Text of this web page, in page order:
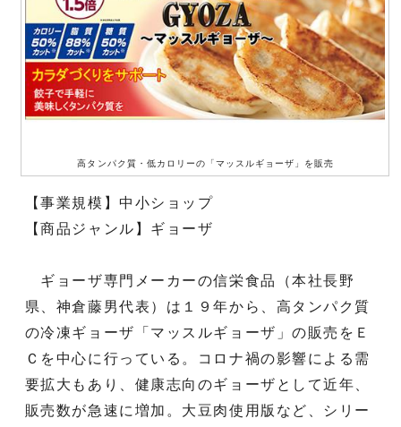
高タンパク質・低カロリーの「マッスルギョーザ」を販売
【事業規模】中小ショップ
【商品ジャンル】ギョーザ
ギョーザ専門メーカーの信栄食品（本社長野
県、神倉藤男代表）は１９年から、高タンパク質
の冷凍ギョーザ「マッスルギョーザ」の販売をＥ
Ｃを中心に行っている。コロナ禍の影響による需
要拡大もあり、健康志向のギョーザとして近年、
販売数が急速に増加。大豆肉使用版など、シリー